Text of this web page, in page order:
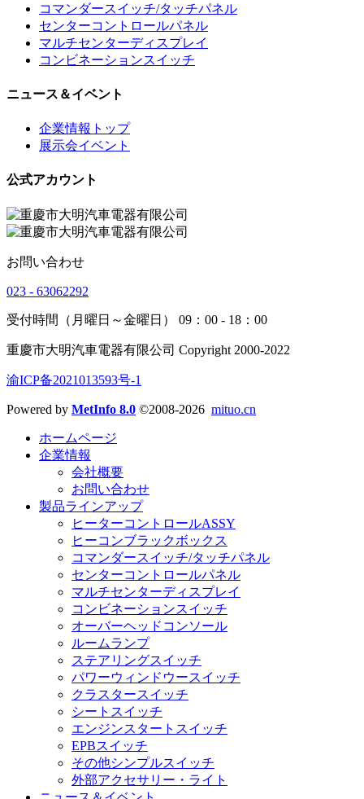
コマンダースイッチ/タッチパネル
センターコントロールパネル
マルチセンターディスプレイ
コンビネーションスイッチ
ニュース＆イベント
企業情報トップ
展示会イベント
公式アカウント
お問い合わせ
023 - 63062292
受付時間（月曜日～金曜日） 09：00 - 18：00
重慶市大明汽車電器有限公司 Copyright 2000-2022
渝ICP备2021013593号-1
Powered by MetInfo 8.0 ©2008-2026 mituo.cn
ホームページ
企業情報
会社概要
お問い合わせ
製品ラインアップ
ヒーターコントロールASSY
ヒーコンブラックボックス
コマンダースイッチ/タッチパネル
センターコントロールパネル
マルチセンターディスプレイ
コンビネーションスイッチ
オーバーヘッドコンソール
ルームランプ
ステアリングスイッチ
パワーウィンドウースイッチ
クラスタースイッチ
シートスイッチ
エンジンスタートスイッチ
EPBスイッチ
その他シンプルスイッチ
外部アクセサリー・ライト